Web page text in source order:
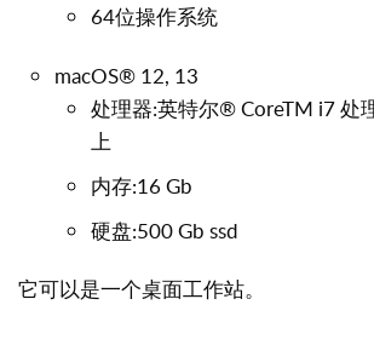
64位操作系统
macOS® 12, 13
处理器:英特尔® CoreTM i7 处
上
内存:16 Gb
硬盘:500 Gb ssd
它可以是一个桌面工作站。